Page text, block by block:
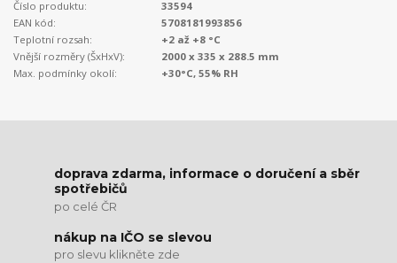
Číslo produktu:
33594
EAN kód:
5708181993856
Teplotní rozsah:
+2 až +8 °C
Vnější rozměry (ŠxHxV):
2000 x 335 x 288.5 mm
Max. podmínky okolí:
+30°C, 55% RH
doprava zdarma, informace o doručení a sběr
spotřebičů
po celé ČR
nákup na IČO se slevou
pro slevu klikněte zde